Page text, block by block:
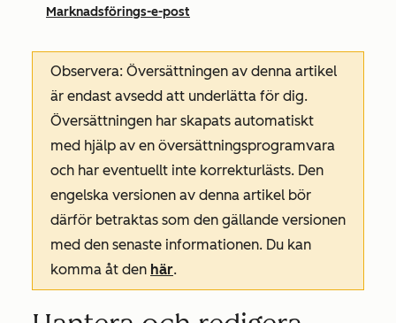
Marknadsförings-e-post
Observera: Översättningen av denna artikel
är endast avsedd att underlätta för dig.
Översättningen har skapats automatiskt
med hjälp av en översättningsprogramvara
och har eventuellt inte korrekturlästs. Den
engelska versionen av denna artikel bör
därför betraktas som den gällande versionen
med den senaste informationen. Du kan
komma åt den här.